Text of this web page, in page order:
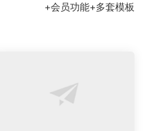
+会员功能+多套模板